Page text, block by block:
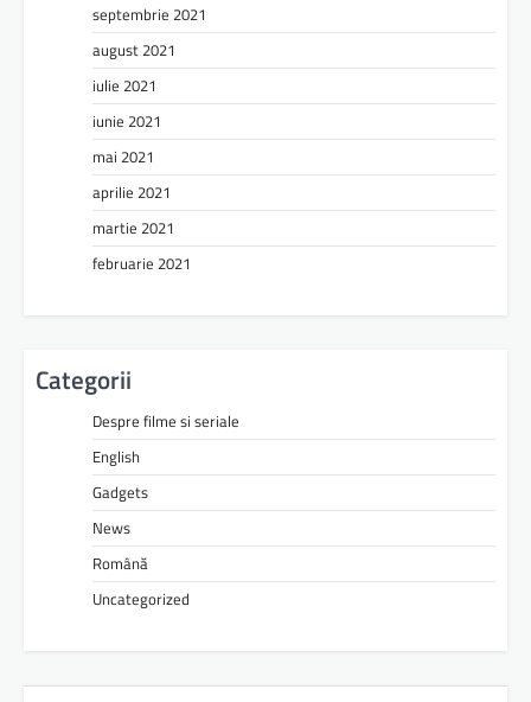
septembrie 2021
august 2021
iulie 2021
iunie 2021
mai 2021
aprilie 2021
martie 2021
februarie 2021
Categorii
Despre filme si seriale
English
Gadgets
News
Română
Uncategorized